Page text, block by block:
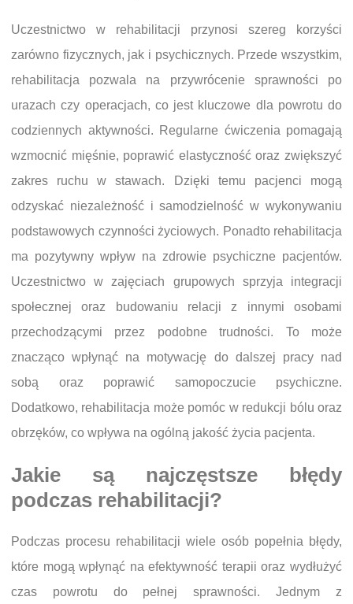
Uczestnictwo w rehabilitacji przynosi szereg korzyści
zarówno fizycznych, jak i psychicznych. Przede wszystkim,
rehabilitacja pozwala na przywrócenie sprawności po
urazach czy operacjach, co jest kluczowe dla powrotu do
codziennych aktywności. Regularne ćwiczenia pomagają
wzmocnić mięśnie, poprawić elastyczność oraz zwiększyć
zakres ruchu w stawach. Dzięki temu pacjenci mogą
odzyskać niezależność i samodzielność w wykonywaniu
podstawowych czynności życiowych. Ponadto rehabilitacja
ma pozytywny wpływ na zdrowie psychiczne pacjentów.
Uczestnictwo w zajęciach grupowych sprzyja integracji
społecznej oraz budowaniu relacji z innymi osobami
przechodzącymi przez podobne trudności. To może
znacząco wpłynąć na motywację do dalszej pracy nad
sobą oraz poprawić samopoczucie psychiczne.
Dodatkowo, rehabilitacja może pomóc w redukcji bólu oraz
obrzęków, co wpływa na ogólną jakość życia pacjenta.
Jakie są najczęstsze błędy
podczas rehabilitacji?
Podczas procesu rehabilitacji wiele osób popełnia błędy,
które mogą wpłynąć na efektywność terapii oraz wydłużyć
czas powrotu do pełnej sprawności. Jednym z